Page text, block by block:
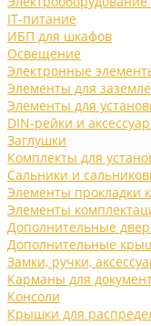
IT-питание
ИБП для шкафов
Освещение
Электронные
Элементы для
Элементы для
DIN-рейки и
Заглушки
Комплекты для
Сальники и
Элементы прокладки
Элементы
Дополнительные
Дополнительные
Замки, ручки,
Карманы для
Консоли
Крышки для